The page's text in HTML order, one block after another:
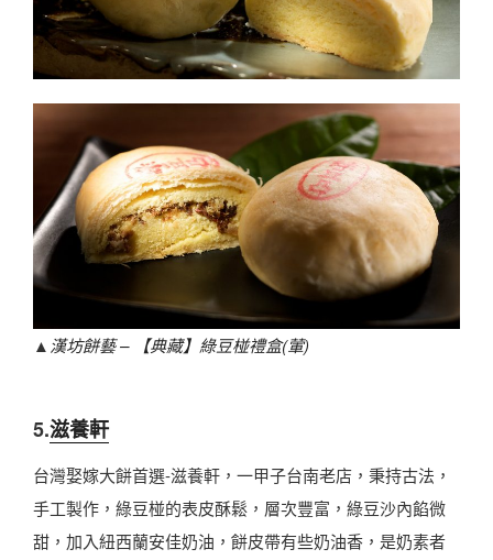
▲ 漢坊餅藝 – 【典藏】綠豆椪禮盒(葷)
5.滋養軒
台灣娶嫁大餅首選-滋養軒，一甲子台南老店，秉持古法，
手工製作，綠豆椪的表皮酥鬆，層次豐富，綠豆沙內餡微
甜，加入紐西蘭安佳奶油，餅皮帶有些奶油香，是奶素者